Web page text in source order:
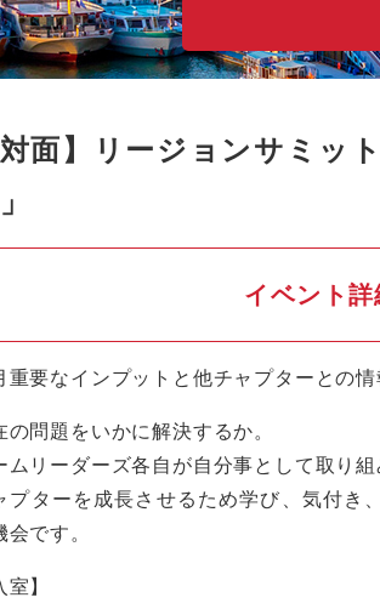
対面】リージョンサミッ
イベント詳
重要なインプットと他チャプターとの
の問題をいかに解決するか。
ムリーダーズ各自が自分事として取り組
プターを成長させるため学び、気付き
会です。
室】